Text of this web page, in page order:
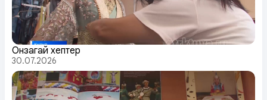
Онзагай хептер
30.07.2026